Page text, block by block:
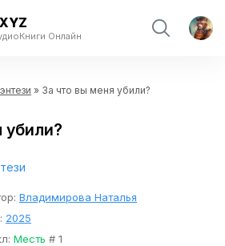
Онлайн
» За что вы меня убили?
убили?
Владимирова Наталья
2025
Месть # 1